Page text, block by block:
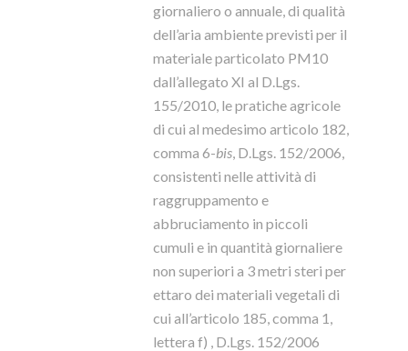
giornaliero o annuale, di qualità
dell’aria ambiente previsti per il
materiale particolato PM10
dall’allegato XI al D.Lgs.
155/2010, le pratiche agricole
di cui al medesimo articolo 182,
comma 6-bis, D.Lgs. 152/2006,
consistenti nelle attività di
raggruppamento e
abbruciamento in piccoli
cumuli e in quantità giornaliere
non superiori a 3 metri steri per
ettaro dei materiali vegetali di
cui all’articolo 185, comma 1,
lettera f) , D.Lgs. 152/2006